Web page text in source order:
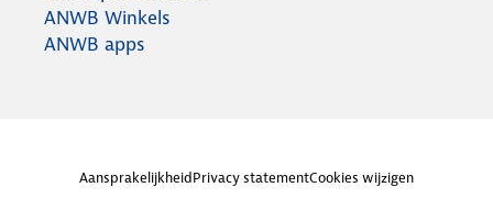
ANWB Winkels
ANWB apps
AansprakelijkheidPrivacy statementCookies wijzigen